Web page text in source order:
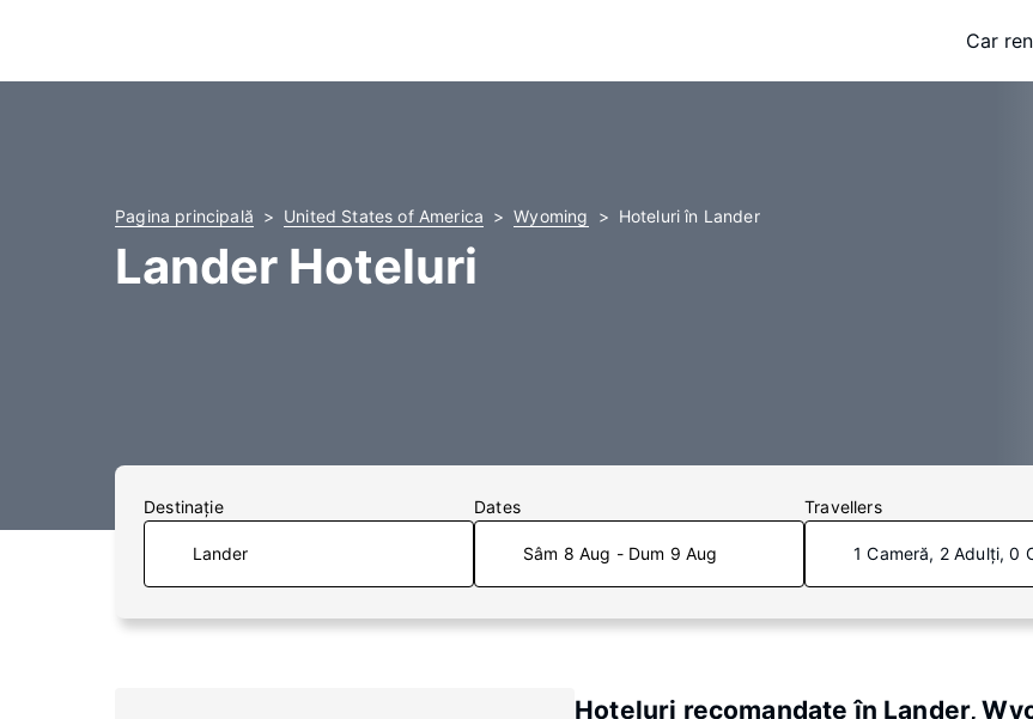
Car
Pagina principală United States of America Wyoming Hoteluri în Lander
Lander Hoteluri
Destinaţie Dates
Sâm 8 Aug - Dum 9 Aug
Travellers
1 Cameră, 2 Adulți, 0
Hoteluri recomandate în Lander,